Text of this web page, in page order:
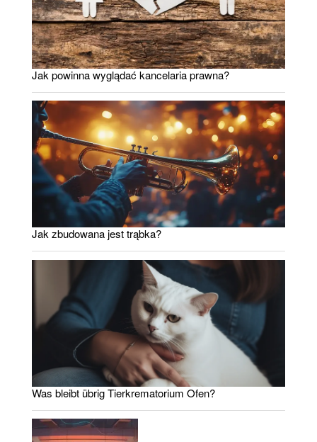
Jak powinna wyglądać kancelaria prawna?
Jak zbudowana jest trąbka?
Was bleibt übrig Tierkrematorium Ofen?